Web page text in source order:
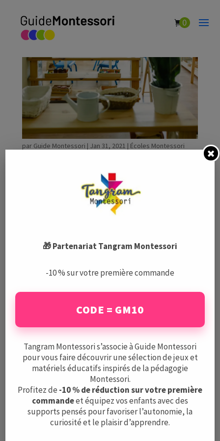
0
École Montessori Les Oliviers
par Guide Montessori | Jan 31, 2021 | Écoles Montessori
Montessori située à Pélissanne (13330). École
Montessori Les Oliviers accueille les enfants en
maternelle, école primaire. Les tarifs démarrent à
Le Guide Montessori est un centre de ressources complet
et indépendant sur la pédagogie Montessori, les écoles,
les activités, et le matériel.
Mentions légales
CGV
Protection des données
🎁 Partenariat Tangram Montessori
-10 % sur votre première commande
CODE = GM10
Tangram Montessori s’associe à Guide Montessori
pour vous faire découvrir une sélection de jeux et
matériels éducatifs inspirés de la pédagogie
Montessori.
Profitez de -10 % de réduction sur votre première
commandeet équipez vos enfants avec des
supports pensés pour favoriser l’autonomie, la
curiosité et le plaisir d’apprendre.